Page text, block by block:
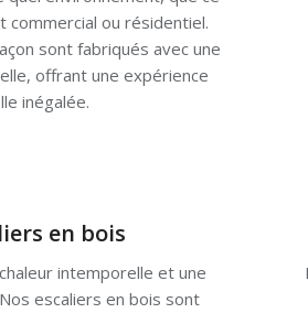
commercial ou résidentiel.
sont fabriqués avec une
offrant une expérience
inégalée.
en bois
intemporelle et une
escaliers en bois sont